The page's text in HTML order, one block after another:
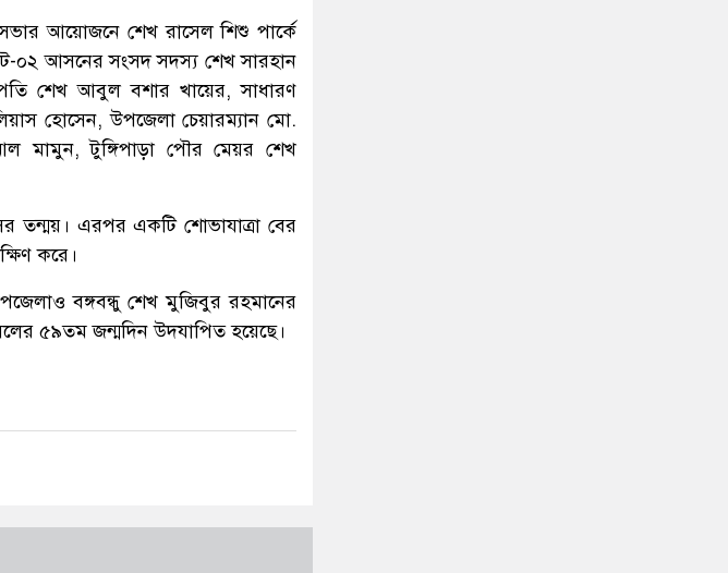
আয়োজনে শেখ রাসেল শিশু পার্কে
০২ আসনের সংসদ সদস্য শেখ সারহান
শেখ আবুল বশার খায়ের, সাধারণ
হোসেন, উপজেলা চেয়ারম্যান মো.
মামুন, টুঙ্গিপাড়া পৌর মেয়র শেখ
তন্ময়। এরপর একটি শোভাযাত্রা বের
করে।
বঙ্গবন্ধু শেখ মুজিবুর রহমানের
৫৯তম জন্মদিন উদযাপিত হয়েছে।